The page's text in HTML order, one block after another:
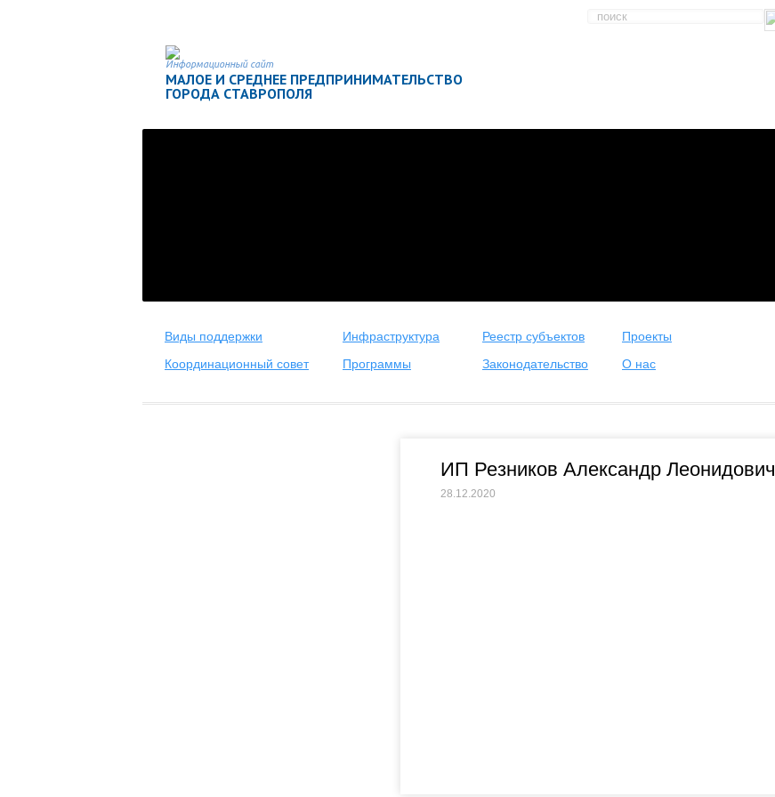
Информационный сайт
МАЛОЕ И СРЕДНЕЕ ПРЕДПРИНИМАТЕЛЬСТВО
ГОРОДА СТАВРОПОЛЯ
Виды поддержки Инфраструктура Реестр субъектов
Проекты
Координационный совет
Программы Законодательство О нас
ИП Резников Александр Леонидович
28.12.2020